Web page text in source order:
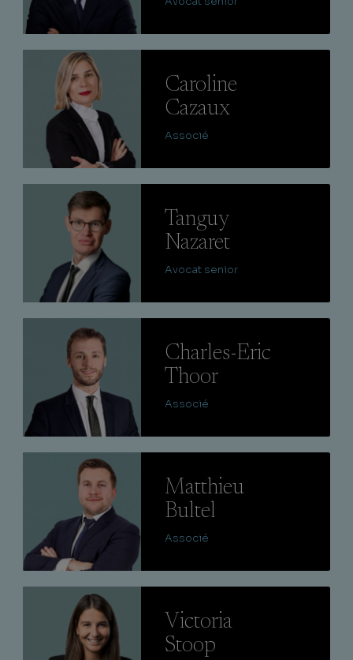
Caroline
Cazaux
Associé
Tanguy
Nazaret
Avocat senior
Charles-Eric
Thoor
Associé
Matthieu
Bultel
Associé
Victoria
Stoop